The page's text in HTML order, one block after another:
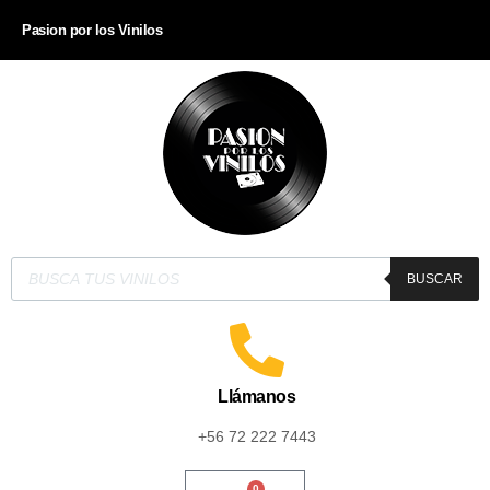
Pasion por los Vinilos
BUSCAR
Llámanos
+56 72 222 7443